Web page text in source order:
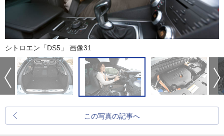
シトロエン「DS5」 画像31
この写真の記事へ